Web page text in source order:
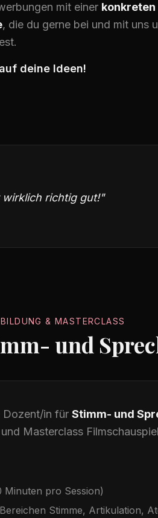
mit einer konkreten
, die du gerne bei und mit uns
deine Ideen!
wirklich richtig gut!"
& MASTERCLASS
und
Dozent/in für Stimm- und
Masterclass
pro Session)
Stimme, Artikulation,